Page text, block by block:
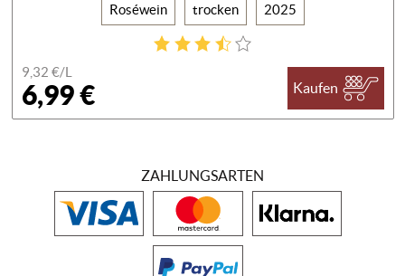
Roséwein trocken 2025
9,32 €/L
6,99 € Kaufen
ZAHLUNGSARTEN